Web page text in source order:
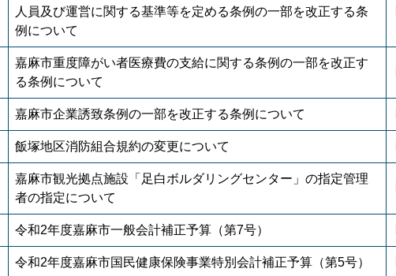
人員及び運営に関する基準等を定める条例の一部を改正する条
例について
嘉麻市重度障がい者医療費の支給に関する条例の一部を改正す
る条例について
嘉麻市企業誘致条例の一部を改正する条例について
飯塚地区消防組合規約の変更について
嘉麻市観光拠点施設「足白ボルダリングセンター」の指定管理
者の指定について
令和2年度嘉麻市一般会計補正予算（第7号）
令和2年度嘉麻市国民健康保険事業特別会計補正予算（第5号）